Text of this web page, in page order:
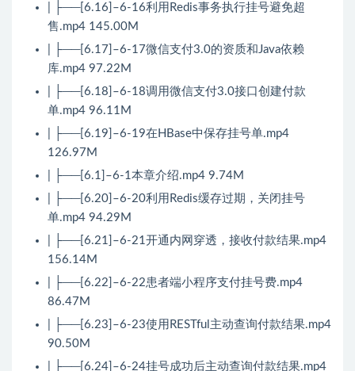
| ├──[6.16]–6-16利用Redis事务执行挂号避免超
售.mp4 145.00M
| ├──[6.17]–6-17微信支付3.0的资质和Java依赖
库.mp4 97.22M
| ├──[6.18]–6-18调用微信支付3.0接口创建付款
单.mp4 96.11M
| ├──[6.19]–6-19在HBase中保存挂号单.mp4
126.97M
| ├──[6.1]–6-1本章介绍.mp4 9.74M
| ├──[6.20]–6-20利用Redis缓存过期，关闭挂号
单.mp4 94.29M
| ├──[6.21]–6-21开通内网穿透，接收付款结果.mp4
156.14M
| ├──[6.22]–6-22患者端小程序支付挂号费.mp4
86.47M
| ├──[6.23]–6-23使用RESTful主动查询付款结果.mp4
90.50M
| ├──[6.24]–6-24挂号成功后主动查询付款结果.mp4